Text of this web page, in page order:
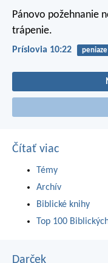
Pánovo požehnanie
trápenie.
Príslovia 10:22 peniaze
Čítať viac
Témy
Archív
Biblické knihy
Top 100
Darček